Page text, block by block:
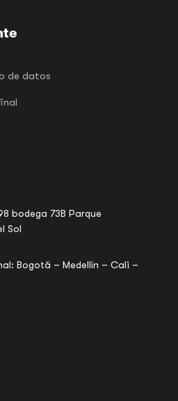
de datos
bodega 73B Parque
Sol
Bogotá – Medellín – Cali –